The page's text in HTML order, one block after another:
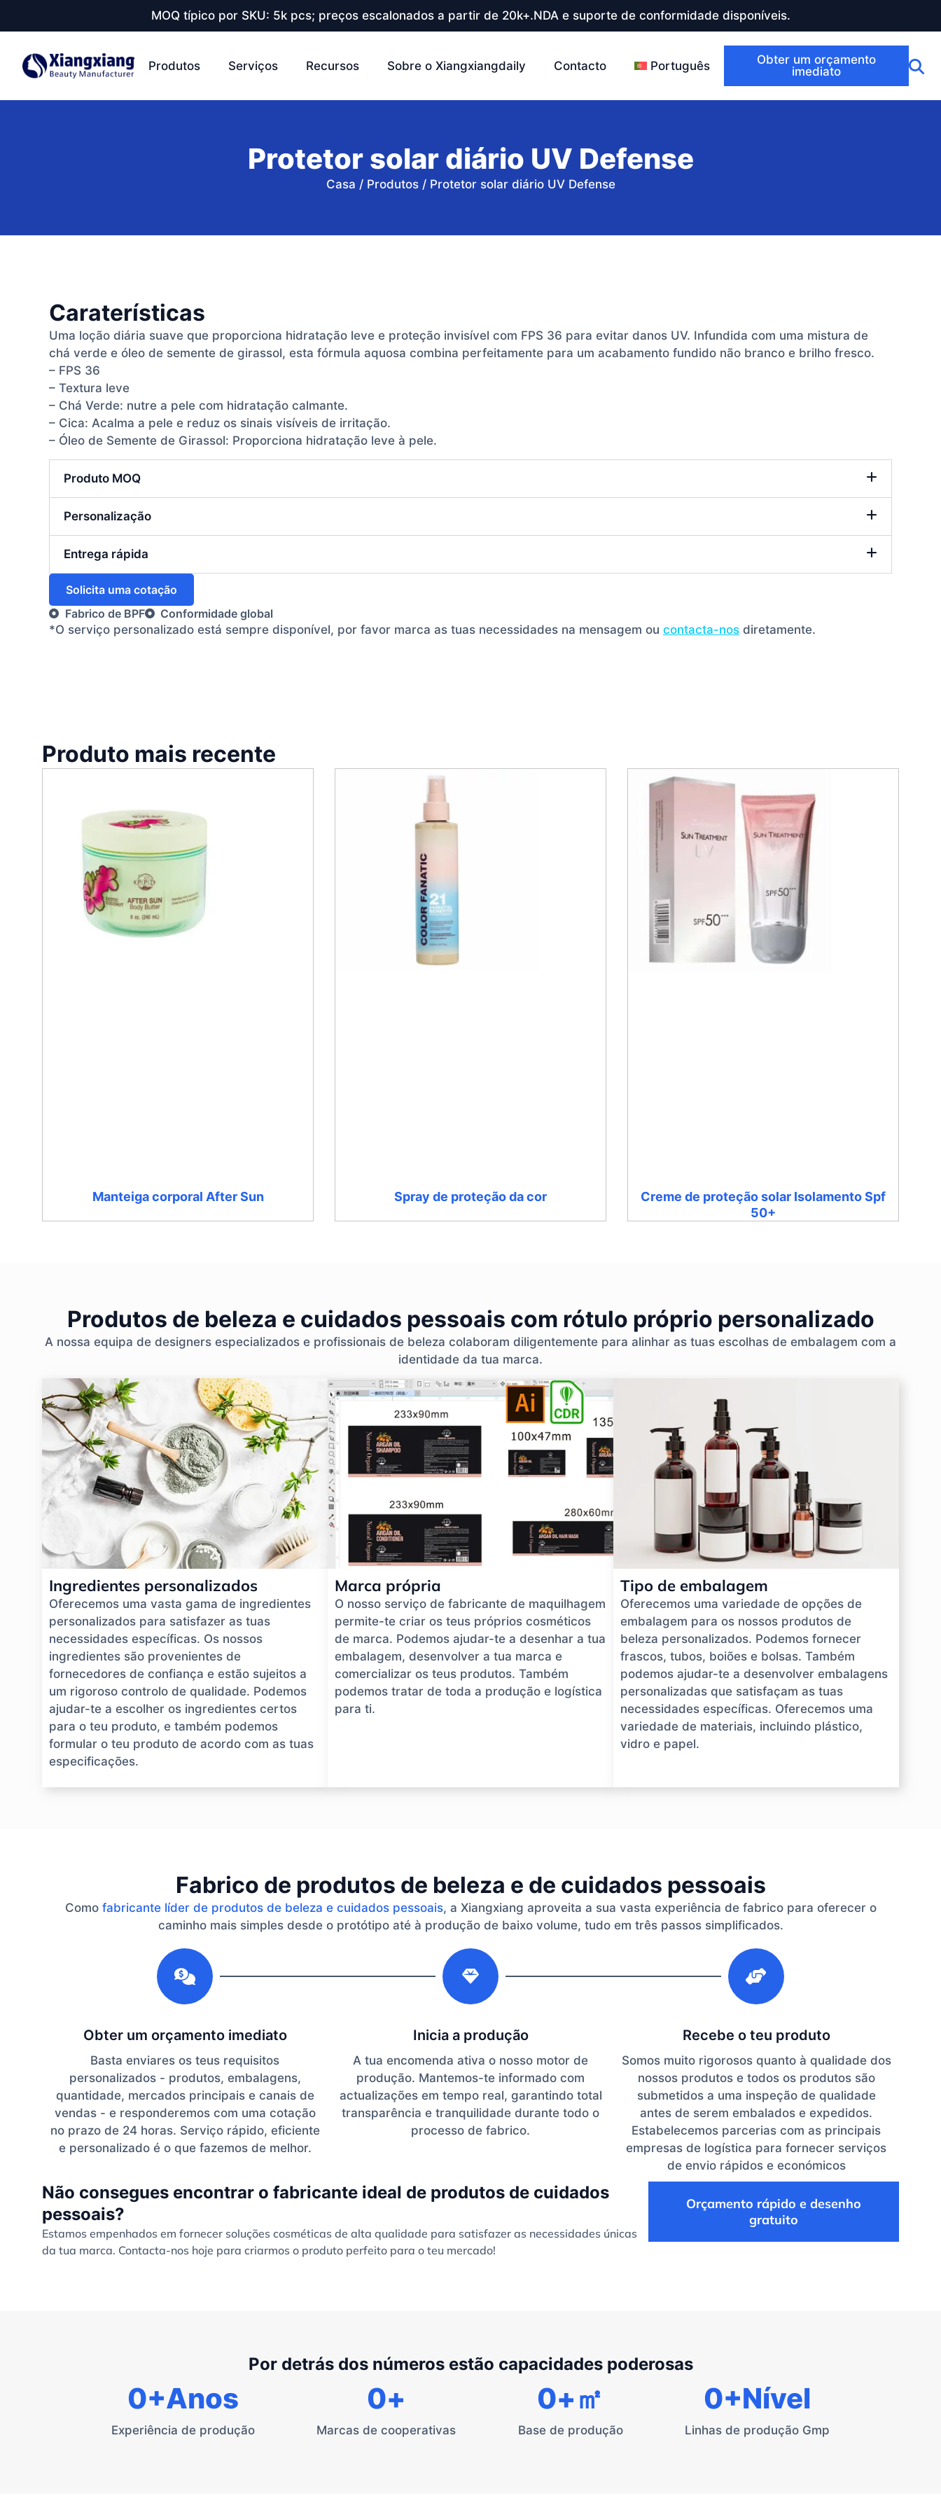
MOQ típico por SKU: 5k pcs; preços escalonados a partir de 20k+.NDA e suporte de conformidade disponíveis.
Produtos Serviços Recursos Sobre o Xiangxiangdaily Contacto Português
Obter um orçamento
imediato
Protetor solar diário UV Defense
Casa / Produtos/ Protetor solar diário UV Defense
Caraterísticas
Uma loção diária suave que proporciona hidratação leve e proteção invisível com FPS 36 para evitar danos UV. Infundida com uma mistura de
chá verde e óleo de semente de girassol, esta fórmula aquosa combina perfeitamente para um acabamento fundido não branco e brilho fresco.
– FPS 36
– Textura leve
– Chá Verde: nutre a pele com hidratação calmante.
– Cica: Acalma a pele e reduz os sinais visíveis de irritação.
– Óleo de Semente de Girassol: Proporciona hidratação leve à pele.
Produto MOQ
Personalização
Entrega rápida
Solicita uma cotação
Fabrico de BPF
Conformidade global
*O serviço personalizado está sempre disponível, por favor marca as tuas necessidades na mensagem ou contacta-nos diretamente.
Produto mais recente
Manteiga corporal After Sun Spray de proteção da cor
Creme de proteção solar Isolamento Spf
50+
Produtos de beleza e cuidados pessoais com rótulo próprio personalizado
A nossa equipa de designers especializados e profissionais de beleza colaboram diligentemente para alinhar as tuas escolhas de embalagem com a
identidade da tua marca.
Ingredientes personalizados
Oferecemos uma vasta gama de ingredientes
personalizados para satisfazer as tuas
necessidades específicas. Os nossos
ingredientes são provenientes de
fornecedores de confiança e estão sujeitos a
um rigoroso controlo de qualidade. Podemos
ajudar-te a escolher os ingredientes certos
para o teu produto, e também podemos
formular o teu produto de acordo com as tuas
especificações.
Marca própria
O nosso serviço de fabricante de maquilhagem
permite-te criar os teus próprios cosméticos
de marca. Podemos ajudar-te a desenhar a tua
embalagem, desenvolver a tua marca e
comercializar os teus produtos. Também
podemos tratar de toda a produção e logística
para ti.
Tipo de embalagem
Oferecemos uma variedade de opções de
embalagem para os nossos produtos de
beleza personalizados. Podemos fornecer
frascos, tubos, boiões e bolsas. Também
podemos ajudar-te a desenvolver embalagens
personalizadas que satisfaçam as tuas
necessidades específicas. Oferecemos uma
variedade de materiais, incluindo plástico,
vidro e papel.
Fabrico de produtos de beleza e de cuidados pessoais
Como fabricante líder de produtos de beleza e cuidados pessoais, a Xiangxiang aproveita a sua vasta experiência de fabrico para oferecer o
caminho mais simples desde o protótipo até à produção de baixo volume, tudo em três passos simplificados.
Obter um orçamento imediato
Basta enviares os teus requisitos
personalizados - produtos, embalagens,
quantidade, mercados principais e canais de
vendas - e responderemos com uma cotação
no prazo de 24 horas. Serviço rápido, eficiente
e personalizado é o que fazemos de melhor.
Inicia a produção
A tua encomenda ativa o nosso motor de
produção. Mantemos-te informado com
actualizações em tempo real, garantindo total
transparência e tranquilidade durante todo o
processo de fabrico.
Recebe o teu produto
Somos muito rigorosos quanto à qualidade dos
nossos produtos e todos os produtos são
submetidos a uma inspeção de qualidade
antes de serem embalados e expedidos.
Estabelecemos parcerias com as principais
empresas de logística para fornecer serviços
de envio rápidos e económicos
Não consegues encontrar o fabricante ideal de produtos de cuidados
pessoais?
Estamos empenhados em fornecer soluções cosméticas de alta qualidade para satisfazer as necessidades únicas
da tua marca. Contacta-nos hoje para criarmos o produto perfeito para o teu mercado!
Orçamento rápido e desenho
gratuito
Por detrás dos números estão capacidades poderosas
Experiência de produção
0+Anos
Marcas de cooperativas
0+
Base de produção
0+㎡
Linhas de produção Gmp
0+Nível